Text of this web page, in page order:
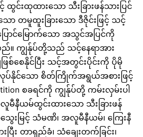
းထုထားသော သီးခြားဖန်သားပြင်
ော တမူထူးခြားသော ဒီဇိုင်းဖြင့် သင့်
ောင်မြောက်သော အသွင်အပြင်ကို
ည်။ ကျွန်ုပ်တို့သည် သင့်နေရာအား
စ်စေနိုင်ပြီး သင့်အတွင်းပိုင်းကို ပိုမို
လုပ်နိုင်သော စိတ်ကြိုက်အရွယ်အစားဖြင့်
စခရင်ကို ကျွန်ုပ်တို့ ကမ်းလှမ်းပါ
နီယမ်ထွင်းထားသော သီးခြားဖန်
းမြင့် သံမဏိ၊ အလူမီနီယမ်၊ ကြေးနီ
ပြီး တာရှည်ခံ၊ သံချေးတက်ခြင်း၊